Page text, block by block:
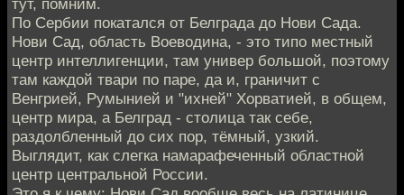
По Сербии покатался от Белграда до Нови Сада.
Нови Сад, область Воеводина, - это типо местный
центр интеллигенции, там универ большой, поэтому
там каждой твари по паре, да и, граничит с
Венгрией, Румынией и "ихней" Хорватией, в общем,
центр мира, а Белград - столица так себе,
раздолбленный до сих пор, тёмный, узкий.
Выглядит, как слегка намарафеченный областной
центр центральной России.